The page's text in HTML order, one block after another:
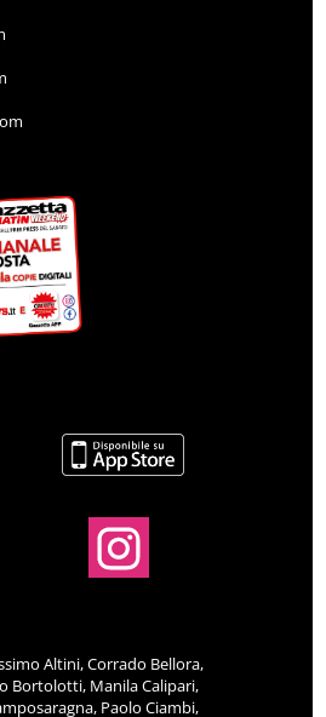
Altini, Corrado Bellora,
Bortolotti, Manila Calipari,
Paolo Ciambi,